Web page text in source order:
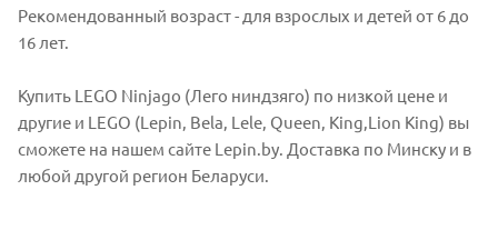
Рекомендованный возраст - для взрослых и детей от 6 до
16 лет.
Купить LEGO Ninjago (Лего ниндзяго) по низкой цене и
другие и LEGO (Lepin, Bela, Lele, Queen, King,Lion King) вы
сможете на нашем сайте Lepin.by. Доставка по Минску и в
любой другой регион Беларуси.